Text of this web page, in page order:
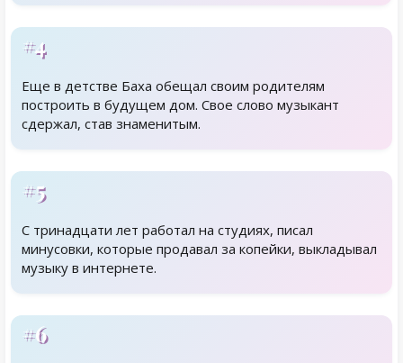
#4
Еще в детстве Баха обещал своим родителям
построить в будущем дом. Свое слово музыкант
сдержал, став знаменитым.
#5
С тринадцати лет работал на студиях, писал
минусовки, которые продавал за копейки, выкладывал
музыку в интернете.
#6